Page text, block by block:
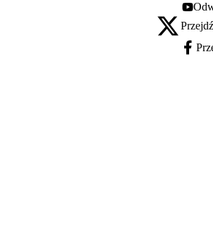
Youtube
X - otwiera się